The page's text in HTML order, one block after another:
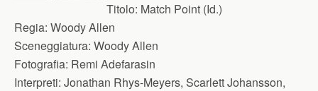
Titolo: Match Point (Id.)
Regia: Woody Allen
Sceneggiatura: Woody Allen
Fotografia: Remi Adefarasin
Interpreti: Jonathan Rhys-Meyers, Scarlett Johansson,